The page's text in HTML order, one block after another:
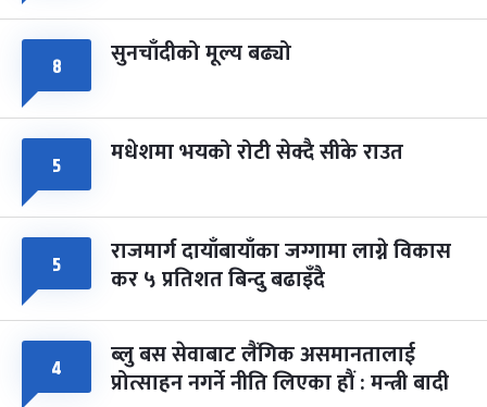
८ सुनचाँदीको मूल्य बढ्यो
५ मधेशमा भयको रोटी सेक्दै सीके राउत
५ राजमार्ग दायाँबायाँका जग्गामा लाग्ने विकास
कर ५ प्रतिशत बिन्दु बढाइँदै
४ ब्लु बस सेवाबाट लैंगिक असमानतालाई
प्रोत्साहन नगर्ने नीति लिएका हौं : मन्त्री बादी